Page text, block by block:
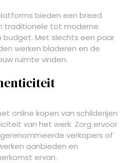
bieden een breed
traditionele tot moderne
budget. Met slechts een paar
werken bladeren en de
ruimte vinden.
online kopen van schilderijen
van het werk. Zorg ervoor
verkopers of
aanbieden en
ervan.